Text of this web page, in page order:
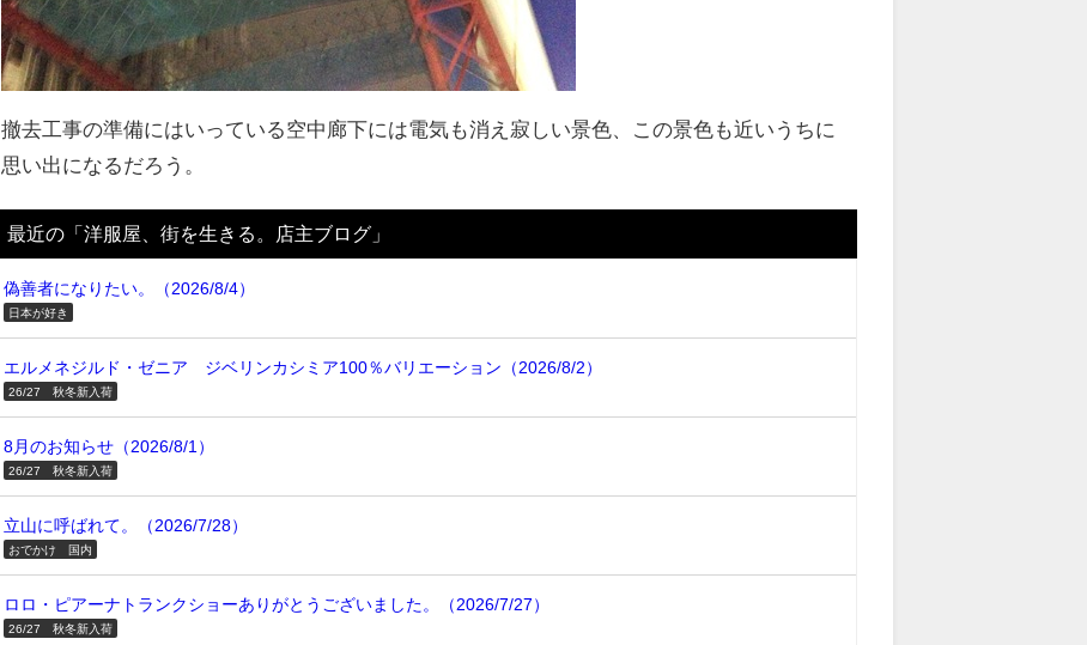
撤去工事の準備にはいっている空中廊下には電気も消え寂しい景色、この景色も近いうちに
思い出になるだろう。
最近の「洋服屋、街を生きる。店主ブログ」
偽善者になりたい。（2026/8/4）
日本が好き
エルメネジルド・ゼニア ジベリンカシミア100％バリエーション（2026/8/2）
26/27 秋冬新入荷
8月のお知らせ（2026/8/1）
26/27 秋冬新入荷
立山に呼ばれて。（2026/7/28）
おでかけ 国内
ロロ・ピアーナトランクショーありがとうございました。（2026/7/27）
26/27 秋冬新入荷